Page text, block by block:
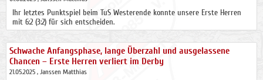
Ihr letztes Punktspiel beim TuS Westerende konnte unsere Erste Herren
mit 6:2 (3:2) für sich entscheiden.
Schwache Anfangsphase, lange Überzahl und ausgelassene
Chancen – Erste Herren verliert im Derby
21.05.2025 , Janssen Matthias